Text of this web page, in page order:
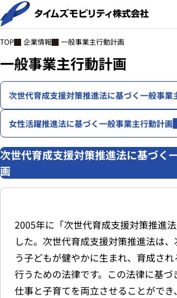
TOP 企業情報 一般事業主行動計画
一般事業主行動計画
次世代育成支援対策推進法に基づく一般事業
女性活躍推進法に基づく一般事業主行動計画
次世代育成支援対策推進法に基づく
画
2005年に「次世代育成支援対策推進
した。次世代育成支援対策推進法は
う子どもが健やかに生まれ、育成さ
行うための法律です。この法律に基づ
仕事と子育てを両立させることがで